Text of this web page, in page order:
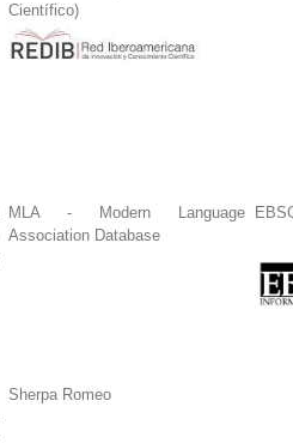
Científico)
MLA - Modern Language
Association Database
Sherpa Romeo